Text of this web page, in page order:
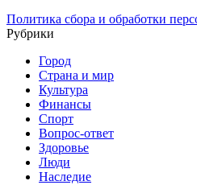
Политика сбора и обработки
Рубрики
Город
Страна и мир
Культура
Финансы
Спорт
Вопрос-ответ
Здоровье
Люди
Наследие